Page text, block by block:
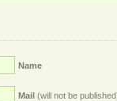
Name
Mail (will not be